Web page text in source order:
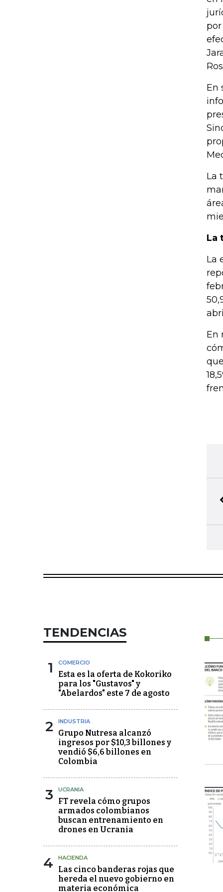
En
La
La
La
En
TENDENCIAS
1 COMERCIO
Esta es la oferta de Kokoriko
para los "Gustavos" y
"Abelardos" este 7 de agosto
2 INDUSTRIA
Grupo Nutresa alcanzó
ingresos por $10,3 billones y
vendió $6,6 billones en
Colombia
3 UCRANIA
FT revela cómo grupos
armados colombianos
buscan entrenamiento en
drones en Ucrania
4 HACIENDA
Las cinco banderas rojas que
hereda el nuevo gobierno en
materia económica